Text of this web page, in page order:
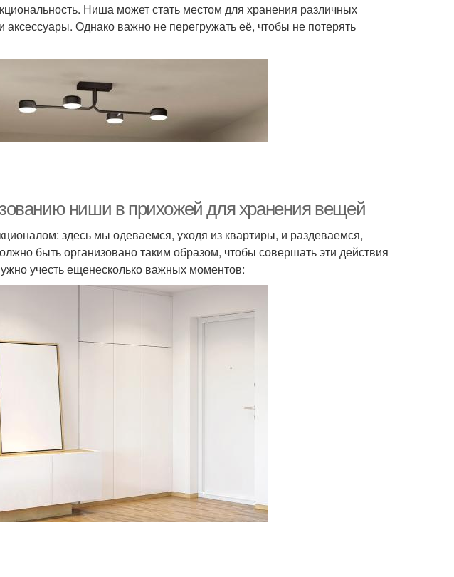
Ниша может стать местом для хранения различных
аксессуары. Однако важно не перегружать её, чтобы не потерять
ниши в прихожей для хранения вещей
здесь мы одеваемся, уходя из квартиры, и раздеваемся,
быть организовано таким образом, чтобы совершать эти действия
учесть ещенесколько важных моментов: